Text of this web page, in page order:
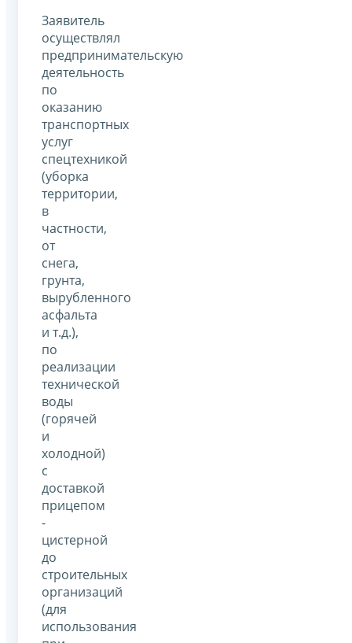
Заявитель
осуществлял
предпринимательскую
деятельность
по
оказанию
транспортных
услуг
спецтехникой
(уборка
территории,
в
частности,
от
снега,
грунта,
вырубленного
асфальта
и т.д.),
по
реализации
технической
воды
(горячей
и
холодной)
с
доставкой
прицепом
-
цистерной
до
строительных
организаций
(для
использования